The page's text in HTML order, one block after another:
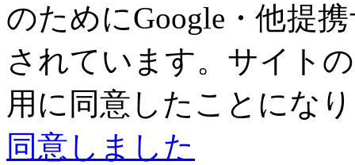
のためにGoogle・他提
されています。サイト
用に同意したことにな
同意しました